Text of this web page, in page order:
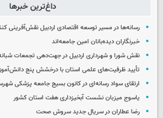
داغ‌ترین خبرها
رسانه‌ها در مسیر توسعه اقتصادی اردبیل نقش‌آفرینی
خبرنگاران دیده‌بانان امین جامعه‌اند
نقش شورا و شهرداری اردبیل در جهت‌دهی تجمعات شبانه
تأیید ظرفیت‌های علمی استان با درخشش پنج دانش‌آموز
ارتقای سواد رسانه‌ای در کانون بسیج جامعه پزشکی
یاسوج میزبان نشست آبخیزداری هفت استان کشور
رضا عطاران در سریال جدید سروش صحت